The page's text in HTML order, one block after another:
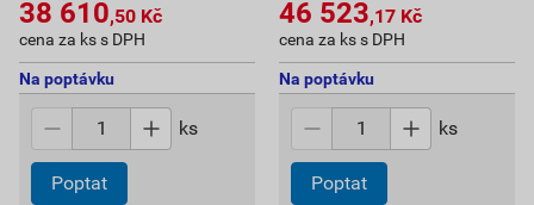
38 610,50 Kč
cena za ks s DPH
Na poptávku
ks
Poptat
46 523,17 Kč
cena za ks s DPH
Na poptávku
ks
Poptat